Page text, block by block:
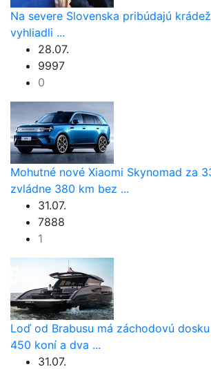
Na severe Slovenska pribúdajú
vyhliadli ...
28.07.
9997
0
Mohutné nové Xiaomi Skynomad za
zvládne 380 km bez ...
31.07.
7888
1
Loď od Brabusu má záchodovú
450 koní a dva ...
31.07.